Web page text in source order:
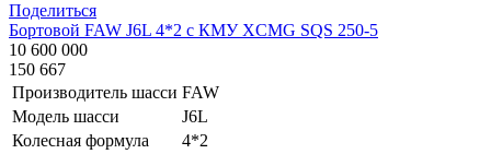
Поделиться
Бортовой FAW J6L 4*2 с КМУ XCMG SQS 250-5
10 600 000
150 667
Производитель шасси FAW
Модель шасси
J6L
Колесная формула
4*2